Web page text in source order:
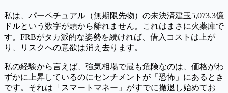
私は、パーペチュアル（無期限先物）の未決済建玉5,073.3億
ドルという数字が頭から離れません。これはまさに火薬庫で
す。FRBがタカ派的な姿勢を続ければ、借入コストは上が
り、リスクへの意欲は消え去ります。
私の経験から言えば、強気相場で最も危険なのは、価格がわ
ずかに上昇しているのにセンチメントが「恐怖」にあるとき
です。それは「スマートマネー」がすでに撤退し始めてお